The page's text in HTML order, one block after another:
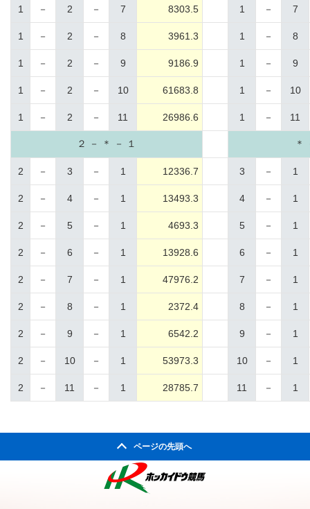
1 － 2 － 7 8303.5 1 － 7
1 － 2 － 8 3961.3 1 － 8
1 － 2 － 9 9186.9 1 － 9
1 － 2 － 10 61683.8 1 － 10
1 － 2 － 11 26986.6 1 － 11
２ － ＊ － １ ＊
2 － 3 － 1 12336.7 3 － 1
2 － 4 － 1 13493.3 4 － 1
2 － 5 － 1 4693.3 5 － 1
2 － 6 － 1 13928.6 6 － 1
2 － 7 － 1 47976.2 7 － 1
2 － 8 － 1 2372.4 8 － 1
2 － 9 － 1 6542.2 9 － 1
2 － 10 － 1 53973.3 10 － 1
2 － 11 － 1 28785.7 11 － 1
ページの先頭へ